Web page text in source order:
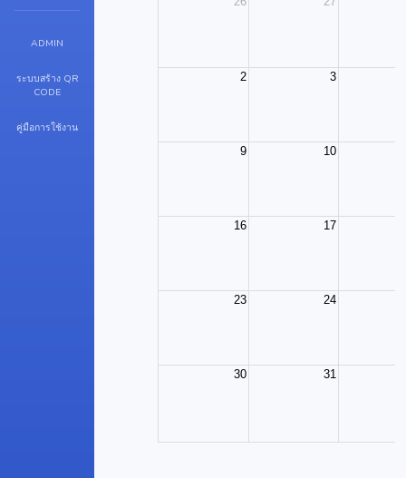
ADMIN
ระบบสร้าง QR
CODE
คู่มือการใช้งาน